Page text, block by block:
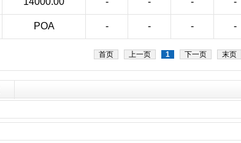
POA - - - -
首页 上一页 1 下一页 末页